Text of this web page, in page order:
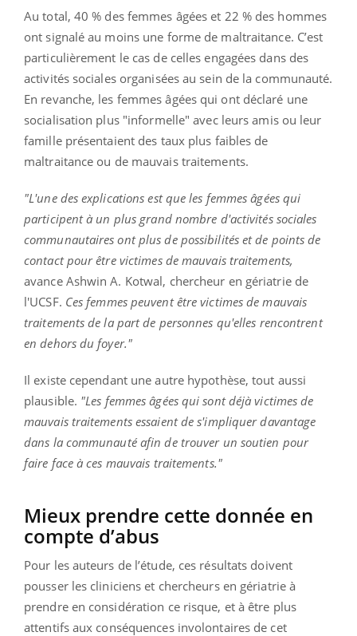
Au total, 40 % des femmes âgées et 22 % des hommes
ont signalé au moins une forme de maltraitance. C’est
particulièrement le cas de celles engagées dans des
activités sociales organisées au sein de la communauté.
En revanche, les femmes âgées qui ont déclaré une
socialisation plus "informelle" avec leurs amis ou leur
famille présentaient des taux plus faibles de
maltraitance ou de mauvais traitements.
"L'une des explications est que les femmes âgées qui
participent à un plus grand nombre d'activités sociales
communautaires ont plus de possibilités et de points de
contact pour être victimes de mauvais traitements,
avance Ashwin A. Kotwal, chercheur en gériatrie de
l'UCSF. Ces femmes peuvent être victimes de mauvais
traitements de la part de personnes qu'elles rencontrent
en dehors du foyer."
Il existe cependant une autre hypothèse, tout aussi
plausible. "Les femmes âgées qui sont déjà victimes de
mauvais traitements essaient de s'impliquer davantage
dans la communauté afin de trouver un soutien pour
faire face à ces mauvais traitements."
Mieux prendre cette donnée en
compte d’abus
Pour les auteurs de l’étude, ces résultats doivent
pousser les cliniciens et chercheurs en gériatrie à
prendre en considération ce risque, et à être plus
attentifs aux conséquences involontaires de cet